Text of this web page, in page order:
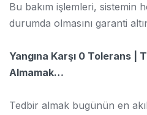
Bu bakım işlemleri, sistemin
durumda olmasını garanti
Yangına Karşı 0 Tolerans |
Almamak…
Tedbir almak bugünün en